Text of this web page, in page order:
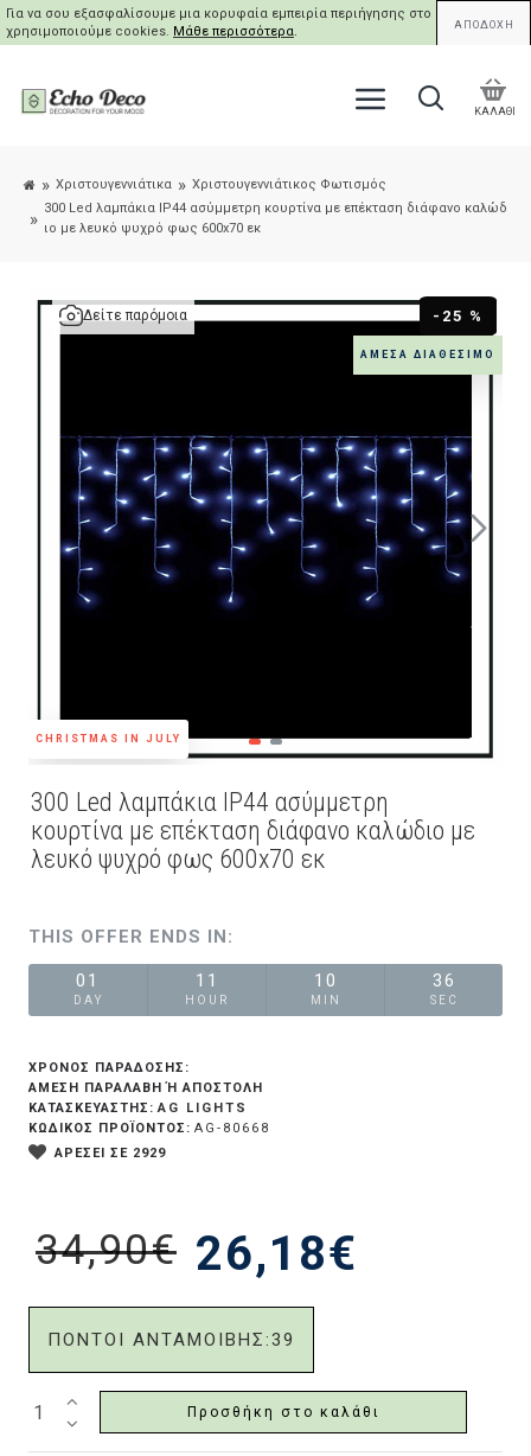
Για να σου εξασφαλίσουμε μια κορυφαία εμπειρία περιήγησης στο site μας,
χρησιμοποιούμε cookies. Μάθε περισσότερα. ΑΠΟΔΟΧΗ
ΚΑΛΑΘΙ
Χριστουγεννιάτικα
Χριστουγεννιάτικος Φωτισμός
300 Led λαμπάκια IP44 ασύμμετρη κουρτίνα με επέκταση διάφανο καλώδ
ιο με λευκό ψυχρό φως 600x70 εκ
ΆΜΕΣΑ ΔΙΑΘΈΣΙΜΟ
CHRISTMAS IN JULY
-25 %
Δείτε παρόμοια
300 Led λαμπάκια IP44 ασύμμετρη
κουρτίνα με επέκταση διάφανο καλώδιο με
λευκό ψυχρό φως 600x70 εκ
THIS OFFER ENDS IN:
01
DAY
11
HOUR
10
MIN
36
SEC
26,18€
34,90€
ΠΟΝΤΟΙ ΑΝΤΑΜΟΙΒΗΣ:39
ΧΡΟΝΟΣ ΠΑΡΑΔΟΣΗΣ:
ΆΜΕΣΗ ΠΑΡΑΛΑΒΉ Ή ΑΠΟΣΤΟΛΉ
ΚΑΤΑΣΚΕΥΑΣΤΗΣ: AG LIGHTS
ΚΩΔΙΚΟΣ ΠΡΟΪΟΝΤΟΣ: AG-80668
ΑΡΕΣΕΙ ΣΕ 2929
Προσθήκη στο καλάθι